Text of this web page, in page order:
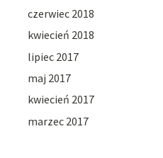
czerwiec 2018
kwiecień 2018
lipiec 2017
maj 2017
kwiecień 2017
marzec 2017